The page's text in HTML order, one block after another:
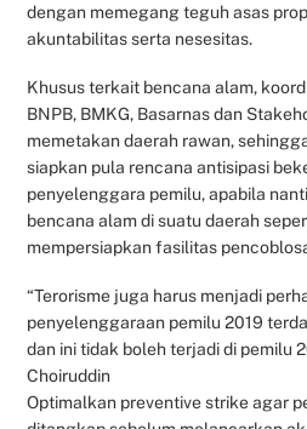
dengan memegang teguh asas
akuntabilitas serta nesesitas.
Khusus terkait bencana alam,
BNPB, BMKG, Basarnas dan
memetakan daerah rawan,
siapkan pula rencana antisipasi
penyelenggara pemilu, apabila
bencana alam di suatu daerah
mempersiapkan fasilitas
“Terorisme juga harus menjadi
penyelenggaraan pemilu 2019
dan ini tidak boleh terjadi di pemilu
Choiruddin
Optimalkan preventive strike agar